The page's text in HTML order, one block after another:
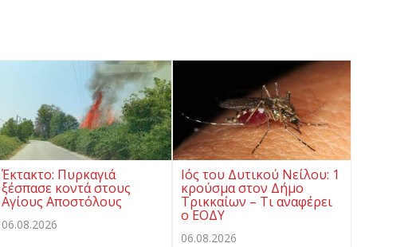
Έκτακτο: Πυρκαγιά
ξέσπασε κοντά στους
Αγίους Αποστόλους
06.08.2026
Ιός του Δυτικού Νείλου: 1
κρούσμα στον Δήμο
Τρικκαίων – Τι αναφέρει
ο ΕΟΔΥ
06.08.2026